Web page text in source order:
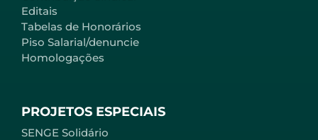
Editais
Tabelas de Honorários
Piso Salarial/denuncie
Homologações
PROJETOS ESPECIAIS
SENGE Solidário